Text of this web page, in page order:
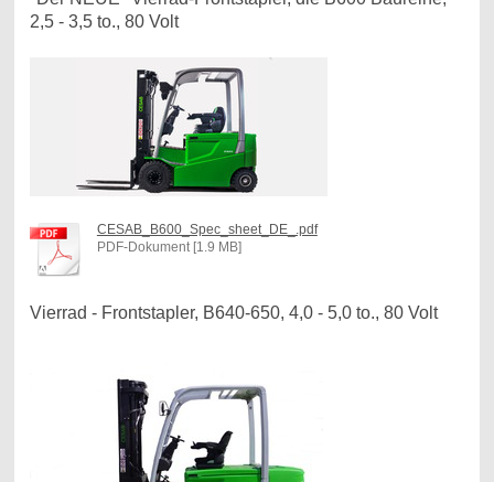
2,5 - 3,5 to., 80 Volt
CESAB_B600_Spec_sheet_DE_.pdf
PDF-Dokument [1.9 MB]
Vierrad - Frontstapler, B640-650, 4,0 - 5,0 to., 80 Volt